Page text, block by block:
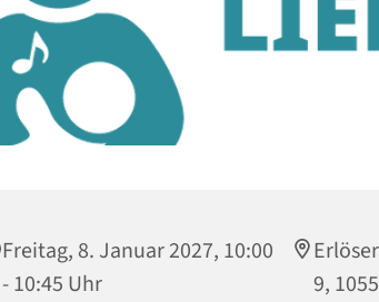
Freitag, 8. Januar 2027, 10:00
- 10:45 Uhr
9,